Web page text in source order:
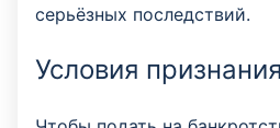
серьёзных последствий.
Условия